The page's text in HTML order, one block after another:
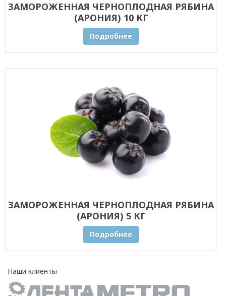
ЗАМОРОЖЕННАЯ ЧЕРНОПЛОДНАЯ РЯБИНА
(АРОНИЯ) 10 КГ
Подробнее
ЗАМОРОЖЕННАЯ ЧЕРНОПЛОДНАЯ РЯБИНА
(АРОНИЯ) 5 КГ
Подробнее
Наши клиенты